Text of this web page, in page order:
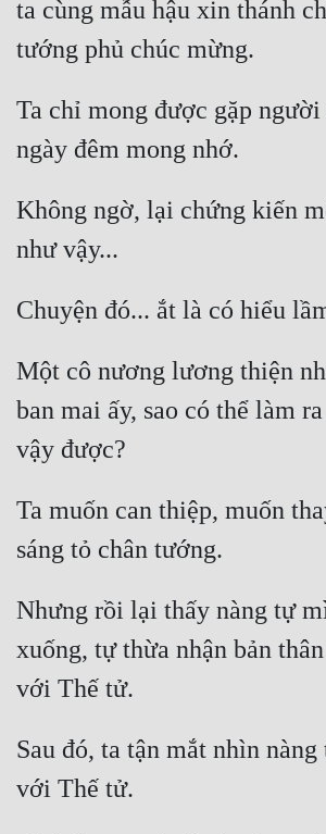
Khoa Huyễn Không Gian
Kỳ Huyễn
Kỳ Ảo
Linh Dị
Làm Giàu
Mưu Mô
Ngôn Tình
Ngược
Nữ Cường
Nữ Phụ
Phong Thủy - Tâm Linh
Phản Phái
ta cùng mẫu hậu xin thánh
tướng phủ chúc mừng.
Ta chỉ mong được gặp
ngày đêm mong nhớ.
Không ngờ, lại chứng kiến
như vậy...
Chuyện đó... ắt là có hiểu
Một cô nương lương thiện
ban mai ấy, sao có thể làm
vậy được?
Ta muốn can thiệp, muốn
sáng tỏ chân tướng.
Nhưng rồi lại thấy nàng tự
xuống, tự thừa nhận bản
với Thế tử.
Sau đó, ta tận mắt nhìn nàng
với Thế tử.